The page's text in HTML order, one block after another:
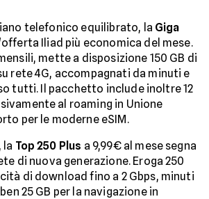
telefonico equilibrato, la Giga
Iliad più economica del mese.
mette a disposizione 150 GB di
rete 4G, accompagnati da minuti e
tutti. Il pacchetto include inoltre 12
al roaming in Unione
per le moderne eSIM.
la Top 250 Plus a 9,99€ al mese segna
di nuova generazione. Eroga 250
di download fino a 2 Gbps, minuti
25 GB per la navigazione in